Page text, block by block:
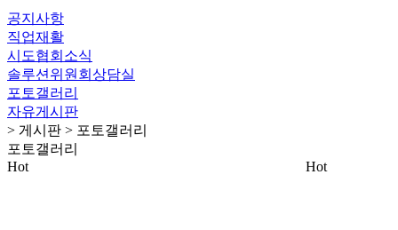
공지사항
직업재활
시도협회소식
솔루션위원회상담실
포토갤러리
자유게시판
> 게시판 > 포토갤러리
포토갤러리
Hot
Hot